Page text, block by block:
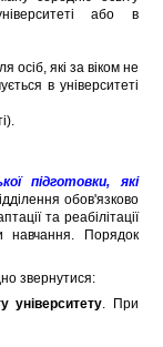
або в
осіб, які за віком не
в університеті
підготовки, які
обов'язково
та реабілітації
навчання. Порядок
звернутися:
університету. При